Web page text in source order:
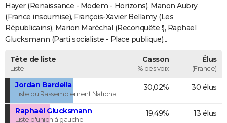
S'inscrire
Se connecter
Lycées
Collèges
Primaires
Universités
Entreprises
Service militaire
Avis de recherche
AVIS DE DÉCÈS
FORUM
Hayer (Renaissance - Modem - Horizons), Manon Aubry
(France insoumise), François-Xavier Bellamy (Les
Républicains), Marion Maréchal (Reconquête !), Raphaël
Glucksmann (Parti socialiste - Place publique)...
Tête de liste
Liste
Casson
% des voix
Élus
(France)
Jordan Bardella
Liste du Rassemblement National
30,02% 30 élus
Raphaël Glucksmann
Liste d'union à gauche
19,49% 13 élus